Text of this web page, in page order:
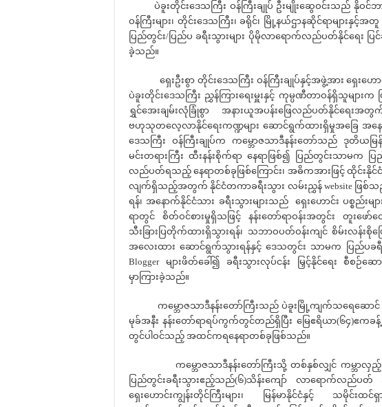
ပဲခူးတိုင်းဒေသကြီး ဝန်ကြီးချုပ် ဦးမျိုးဆွေဝင်းသည် နိုဝင်
ဝန်ကြီးများ၊ တိုင်းဒေသကြီး၊ ခရိုင်၊ မြို့နယ်ဌာနဆိုင်ရာများနှင့်အ
ပြည်တွင်း/ပြည်ပ ခရီးသွားများ ပိုမိုလာရောက်လည်ပတ်နိုင်ရေး
ခဲ့သည်။
ရှေးဦးစွာ တိုင်းဒေသကြီး ဝန်ကြီးချုပ်နှင့်အဖွဲ့အား ရှေးဟော
ပဲခူးတိုင်းဒေသကြီး ညွှန်ကြားရေးမှူးနှင့် ကုမ္ပဏီတာဝန်ရှိသူများက
ရွှင်အေးချမ်းလုံခြုံစွာ အနားယူအပန်းဖြေလည်ပတ်နိုင်ရေးအတွ
ဗဟုသုတလေ့လာနိုင်ရေးကဏ္ဍများ ဆောင်ရွက်ထားရှိမှုအခြေ အန
ဒေသကြီး ဝန်ကြီးချုပ်က ကမ္ဘောဇသာဒီနန်းတော်သည် ဒုတိယ
မင်းတရားကြီး ထီးနန်းစိုက်ရာ နေရာဖြစ်၍ ပြည်တွင်းသာမက ပ
လည်ပတ်ရသည့် နေရာတစ်ခုဖြစ်ကြောင်း၊ အဓိကအားဖြင့် ထိုင်းနို
လျက်ရှိသည့်အတွက် နိုင်ငံတကာခရီးသွား လမ်းညွှန် website ဖြစ်သ
ရန်၊ အနောက်နိုင်ငံသား ခရီးသွားများသည် ရှေးဟောင်း ပစ္စည်
ရာတွင် စိတ်ဝင်စားမှုရှိသဖြင့် နန်းတော်ရာဝန်းအတွင်း တူးဖော်
သီးခြားပြတိုက်ထားရှိသွားရန်၊ သဘာဝပတ်ဝန်းကျင် စိမ်းလန်းစို
အလေးထား ဆောင်ရွက်သွားရန်နှင့် ဒေသတွင်း သာမက ပြည်ပခရီ
Blogger များဖိတ်ခေါ်၍ ခရီးသွားလုပ်ငန်း မြှင့်နိုင်ရေး စီစဉ်
မှာကြားခဲ့သည်။
ကမ္ဘောဇသာဒီနန်းတော်ကြီးသည် ပဲခူးမြို့ကျက်သ‌ရေဆောင်
မုခ်အနီး နန်းတော်ရာရပ်ကွက်တွင်တည်ရှိပြီး မြေဧရိယာ(၆၄)ဧက
တွင်ပါဝင်သည့် အထင်ကရနေရာတစ်ခုဖြစ်သည်။
ကမ္ဘောဇသာဒီနန်းတော်ကြီးသို့ တစ်နှစ်လျှင် ကမ္ဘာလှည့်ခရီးသွာ
ပြည်တွင်းခရီးသွားဧည့်သည်(၆)သိန်းကျော် လာရောက်လည်ပတ် အ
ရှေးဟောင်းကျွန်းတိုင်ကြီးများ၊ မြန်မာနိုင်ငံနှင့် သမိုင်းထင်ရှာ